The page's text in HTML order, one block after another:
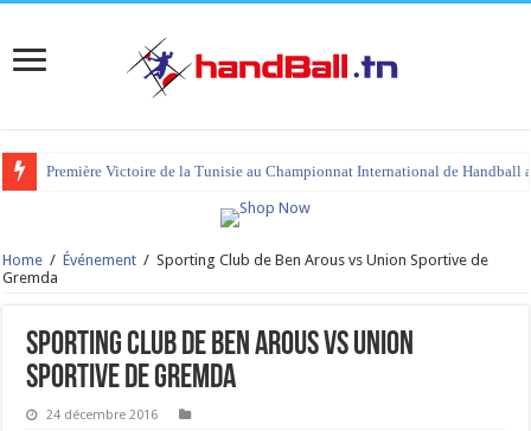
Première Victoire de la Tunisie au Championnat International de Handball
Home / Événement / Sporting Club de Ben Arous vs Union Sportive de
Gremda
Sporting Club de Ben Arous vs Union
Sportive de Gremda
24 décembre 2016